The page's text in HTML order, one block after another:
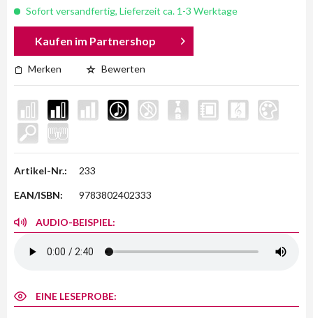
Sofort versandfertig, Lieferzeit ca. 1-3 Werktage
Kaufen im Partnershop
Merken Bewerten
Artikel-Nr.: 233
EAN/ISBN: 9783802402333
AUDIO-BEISPIEL:
EINE LESEPROBE: